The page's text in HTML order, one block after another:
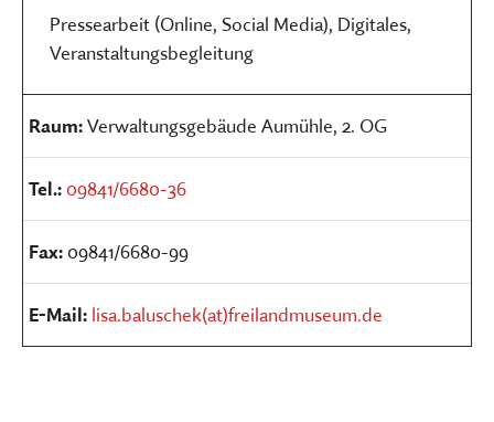
Pressearbeit (Online, Social Media), Digitales,
Veranstaltungsbegleitung
Raum:Verwaltungsgebäude Aumühle, 2. OG
Tel.:09841/6680-36
Fax:09841/6680-99
E-Mail: lisa.baluschek(at)freilandmuseum.de